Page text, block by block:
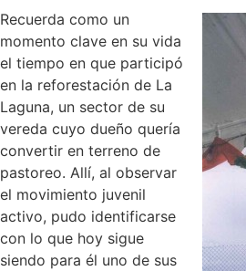
Recuerda como un
momento clave en su vida
el tiempo en que participó
en la reforestación de La
Laguna, un sector de su
vereda cuyo dueño quería
convertir en terreno de
pastoreo. Allí, al observar
el movimiento juvenil
activo, pudo identificarse
con lo que hoy sigue
siendo para él uno de sus